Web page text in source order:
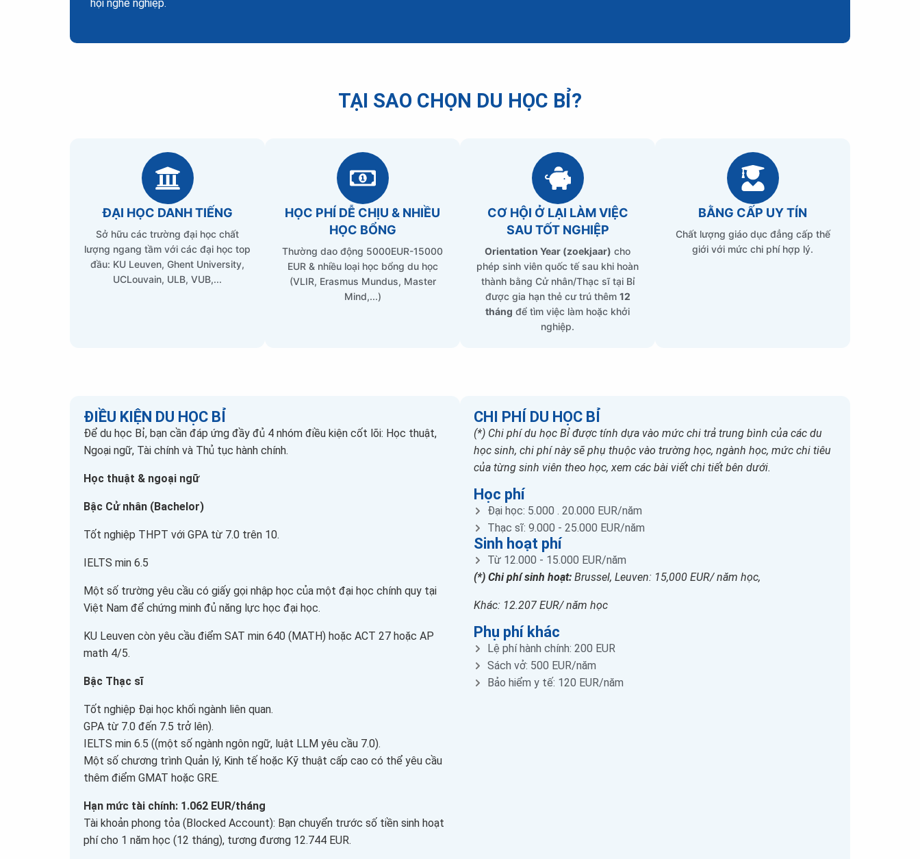
hội nghề nghiệp.
TẠI SAO CHỌN DU HỌC BỈ?
ĐẠI HỌC DANH TIẾNG
Sở hữu các trường đại học chất
lượng ngang tầm với các đại học top
đầu: KU Leuven, Ghent University,
UCLouvain, ULB, VUB,...
HỌC PHÍ DỄ CHỊU & NHIỀU
HỌC BỔNG
Thường dao động 5000EUR-15000
EUR & nhiều loại học bổng du học
(VLIR, Erasmus Mundus, Master
Mind,...)
CƠ HỘI Ở LẠI LÀM VIỆC
SAU TỐT NGHIỆP
Orientation Year (zoekjaar) cho
phép sinh viên quốc tế sau khi hoàn
thành bằng Cử nhân/Thạc sĩ tại Bỉ
được gia hạn thẻ cư trú thêm 12
tháng để tìm việc làm hoặc khởi
nghiệp.
BẰNG CẤP UY TÍN
Chất lượng giáo dục đẳng cấp thế
giới với mức chi phí hợp lý.
ĐIỀU KIỆN DU HỌC BỈ
Để du học Bỉ, bạn cần đáp ứng đầy đủ 4 nhóm điều kiện cốt lõi: Học thuật,
Ngoại ngữ, Tài chính và Thủ tục hành chính.
Học thuật & ngoại ngữ
Bậc Cử nhân (Bachelor)
Tốt nghiệp THPT với GPA từ 7.0 trên 10.
IELTS min 6.5
Một số trường yêu cầu có giấy gọi nhập học của một đại học chính quy tại
Việt Nam để chứng minh đủ năng lực học đại học.
KU Leuven còn yêu cầu điểm SAT min 640 (MATH) hoặc ACT 27 hoặc AP
math 4/5.
Bậc Thạc sĩ
Tốt nghiệp Đại học khối ngành liên quan.
GPA từ 7.0 đến 7.5 trở lên).
IELTS min 6.5 ((một số ngành ngôn ngữ, luật LLM yêu cầu 7.0).
Một số chương trình Quản lý, Kinh tế hoặc Kỹ thuật cấp cao có thể yêu cầu
thêm điểm GMAT hoặc GRE.
Hạn mức tài chính: 1.062 EUR/tháng
Tài khoản phong tỏa (Blocked Account): Bạn chuyển trước số tiền sinh hoạt
phí cho 1 năm học (12 tháng), tương đương 12.744 EUR.
CHI PHÍ DU HỌC BỈ
(*) Chi phí du học Bỉ được tính dựa vào mức chi trả trung bình của các du
học sinh, chi phí này sẽ phụ thuộc vào trường học, ngành học, mức chi tiêu
của từng sinh viên theo học, xem các bài viết chi tiết bên dưới.
Học phí
Đại học: 5.000 . 20.000 EUR/năm
Thạc sĩ: 9.000 - 25.000 EUR/năm
Sinh hoạt phí
Từ 12.000 - 15.000 EUR/năm
(*) Chi phí sinh hoạt: Brussel, Leuven: 15,000 EUR/ năm học,
Khác: 12.207 EUR/ năm học
Phụ phí khác
Lệ phí hành chính: 200 EUR
Sách vở: 500 EUR/năm
Bảo hiểm y tế: 120 EUR/năm